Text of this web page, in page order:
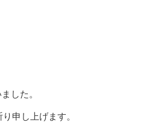
した。
申し上げます。